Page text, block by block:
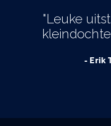
"Leuke
- Erik